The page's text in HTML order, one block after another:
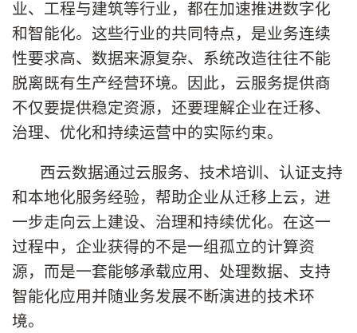
业、工程与建筑等行业，都在加速推进数字化
和智能化。这些行业的共同特点，是业务连续
性要求高、数据来源复杂、系统改造往往不能
脱离既有生产经营环境。因此，云服务提供商
不仅要提供稳定资源，还要理解企业在迁移、
治理、优化和持续运营中的实际约束。
西云数据通过云服务、技术培训、认证支持
和本地化服务经验，帮助企业从迁移上云，进
一步走向云上建设、治理和持续优化。在这一
过程中，企业获得的不是一组孤立的计算资
源，而是一套能够承载应用、处理数据、支持
智能化应用并随业务发展不断演进的技术环
境。